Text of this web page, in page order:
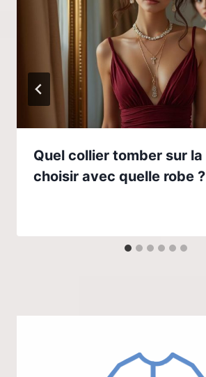
Quel collier tomber sur
choisir avec quelle robe ?